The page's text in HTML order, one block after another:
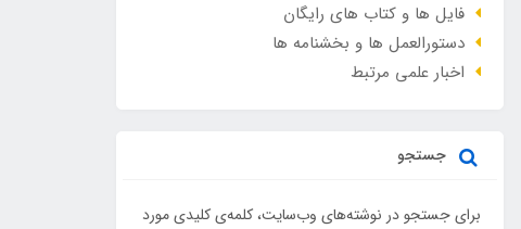
فایل ها و کتاب های رایگان
دستورالعمل ها و بخشنامه ها
اخبار علمی مرتبط
جستجو
برای جستجو در نوشته‌های وب‌سایت، کلمه‌ی کلیدی مورد